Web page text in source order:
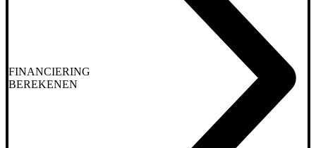
FINANCIERING
BEREKENEN